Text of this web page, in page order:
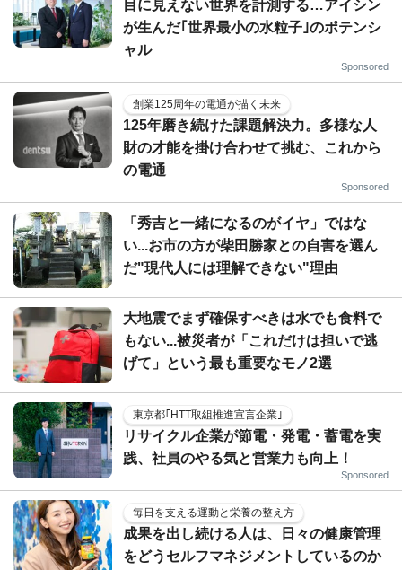
目に見えない世界を計測する…アイシン
が生んだ｢世界最小の水粒子｣のポテンシ
ャル
Sponsored
創業125周年の電通が描く未来
125年磨き続けた課題解決力。多様な人
財の才能を掛け合わせて挑む、これから
の電通
Sponsored
「秀吉と一緒になるのがイヤ」ではな
い...お市の方が柴田勝家との自害を選ん
だ"現代人には理解できない"理由
大地震でまず確保すべきは水でも食料で
もない...被災者が「これだけは担いで逃
げて」という最も重要なモノ2選
東京都｢HTT取組推進宣言企業｣
リサイクル企業が節電・発電・蓄電を実
践、社員のやる気と営業力も向上！
Sponsored
毎日を支える運動と栄養の整え方
成果を出し続ける人は、日々の健康管理
をどうセルフマネジメントしているのか